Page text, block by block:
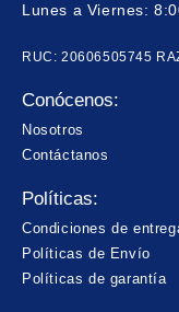
Lunes a Viernes:
RUC: 20606505745
Conócenos:
Nosotros
Contáctanos
Políticas:
Condiciones de
Políticas de Envío
Políticas de garantía